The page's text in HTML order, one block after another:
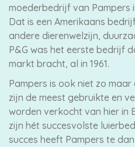
moederbedrijf van Pampers
Dat is een Amerikaans
andere dierenwelzijn,
P&G was het eerste bedrijf
markt bracht, al in 1961.
Pampers is ook niet zo
zijn de meest gebruikte en
worden verkocht van hier in
zijn hét succesvolste
succes heeft Pampers te